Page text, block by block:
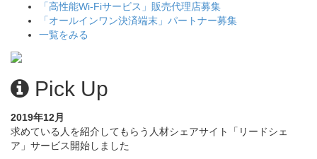
「高性能Wi-Fiサービス」販売代理店募集
「オールインワン決済端末」パートナー募集
一覧をみる
Pick Up
2019年12月
求めている人を紹介してもらう人材シェアサイト「リードシェ
ア」サービス開始しました